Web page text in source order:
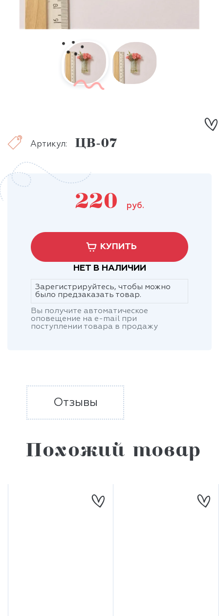
Артикул: ЦВ-07
220 руб.
КУПИТЬ
НЕТ В НАЛИЧИИ
Зарегистрируйтесь, чтобы можно
было предзаказать товар.
Вы получите автоматическое
оповещение на e-mail при
поступлении товара в продажу
Отзывы
Похожий товар